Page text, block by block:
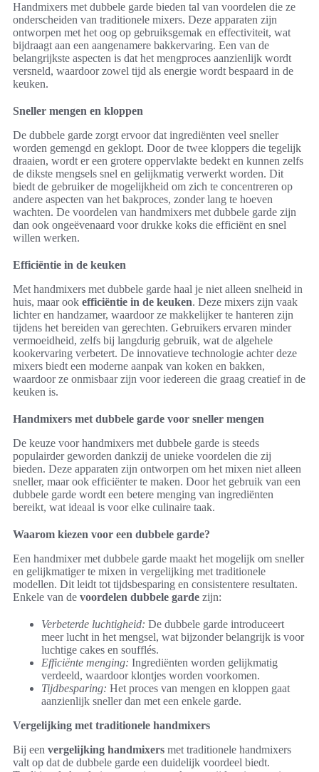
Handmixers met dubbele garde bieden tal van voordelen die ze
onderscheiden van traditionele mixers. Deze apparaten zijn
ontworpen met het oog op gebruiksgemak en effectiviteit, wat
bijdraagt aan een aangenamere bakkervaring. Een van de
belangrijkste aspecten is dat het mengproces aanzienlijk wordt
versneld, waardoor zowel tijd als energie wordt bespaard in de
keuken.
Sneller mengen en kloppen
De dubbele garde zorgt ervoor dat ingrediënten veel sneller
worden gemengd en geklopt. Door de twee kloppers die tegelijk
draaien, wordt er een grotere oppervlakte bedekt en kunnen zelfs
de dikste mengsels snel en gelijkmatig verwerkt worden. Dit
biedt de gebruiker de mogelijkheid om zich te concentreren op
andere aspecten van het bakproces, zonder lang te hoeven
wachten. De voordelen van handmixers met dubbele garde zijn
dan ook ongeëvenaard voor drukke koks die efficiënt en snel
willen werken.
Efficiëntie in de keuken
Met handmixers met dubbele garde haal je niet alleen snelheid in
huis, maar ook efficiëntie in de keuken. Deze mixers zijn vaak
lichter en handzamer, waardoor ze makkelijker te hanteren zijn
tijdens het bereiden van gerechten. Gebruikers ervaren minder
vermoeidheid, zelfs bij langdurig gebruik, wat de algehele
kookervaring verbetert. De innovatieve technologie achter deze
mixers biedt een moderne aanpak van koken en bakken,
waardoor ze onmisbaar zijn voor iedereen die graag creatief in de
keuken is.
Handmixers met dubbele garde voor sneller mengen
De keuze voor handmixers met dubbele garde is steeds
populairder geworden dankzij de unieke voordelen die zij
bieden. Deze apparaten zijn ontworpen om het mixen niet alleen
sneller, maar ook efficiënter te maken. Door het gebruik van een
dubbele garde wordt een betere menging van ingrediënten
bereikt, wat ideaal is voor elke culinaire taak.
Waarom kiezen voor een dubbele garde?
Een handmixer met dubbele garde maakt het mogelijk om sneller
en gelijkmatiger te mixen in vergelijking met traditionele
modellen. Dit leidt tot tijdsbesparing en consistentere resultaten.
Enkele van de voordelen dubbele garde zijn:
Verbeterde luchtigheid: De dubbele garde introduceert
meer lucht in het mengsel, wat bijzonder belangrijk is voor
luchtige cakes en soufflés.
Efficiënte menging: Ingrediënten worden gelijkmatig
verdeeld, waardoor klontjes worden voorkomen.
Tijdbesparing: Het proces van mengen en kloppen gaat
aanzienlijk sneller dan met een enkele garde.
Vergelijking met traditionele handmixers
Bij een vergelijking handmixers met traditionele handmixers
valt op dat de dubbele garde een duidelijk voordeel biedt.